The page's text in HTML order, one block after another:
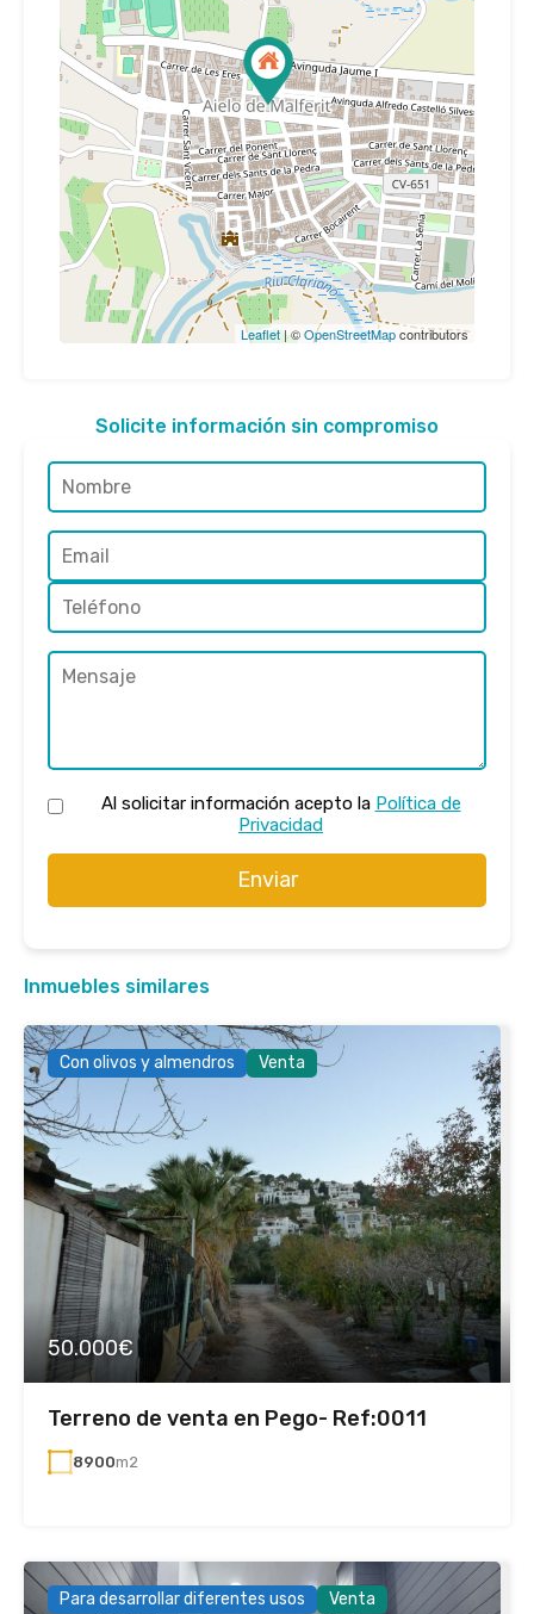
Leaflet | ©OpenStreetMapcontributors
Solicite información sin compromiso
Al solicitar información acepto la Política de
Privacidad
Enviar
Inmuebles similares
Con olivos y almendros Venta
50.000€
Terreno de venta en Pego- Ref:0011
8900m2
Para desarrollar diferentes usos Venta